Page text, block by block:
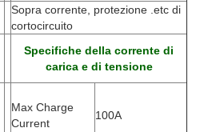
Sopra corrente, protezione .etc di
cortocircuito
Specifiche della corrente di
carica e di tensione
Max Charge
Current
100A